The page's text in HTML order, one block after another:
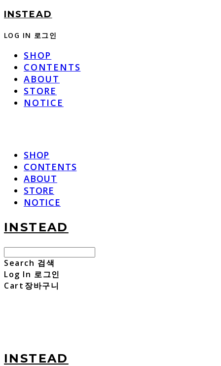
INSTEAD
LOG IN 로그인
SHOP
CONTENTS
ABOUT
STORE
NOTICE
SHOP
CONTENTS
ABOUT
STORE
NOTICE
INSTEAD
Search 검색
Log In 로그인
Cart 장바구니
INSTEAD